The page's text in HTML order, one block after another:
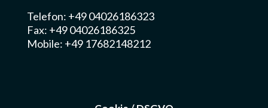
Telefon: +49 04026186323
Fax: +49 04026186325
Mobile: +49 17682148212